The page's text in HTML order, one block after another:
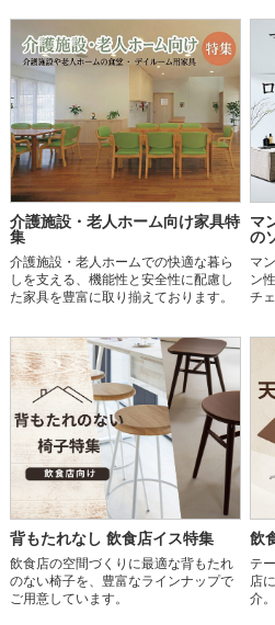
介護施設・老人ホーム向け家具特
集
介護施設・老人ホームでの快適な暮ら
しを支える、機能性と安全性に配慮し
た家具を豊富に取り揃えております。
マ
の
マ
ン
チ
背もたれなし 飲食店イス特集
飲食店の空間づくりに最適な背もたれ
のない椅子を、豊富なラインナップで
ご用意しています。
飲
テ
店
介。